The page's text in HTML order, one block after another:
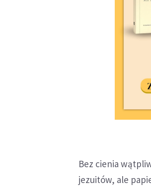
Bez cienia
jezuitów, ale